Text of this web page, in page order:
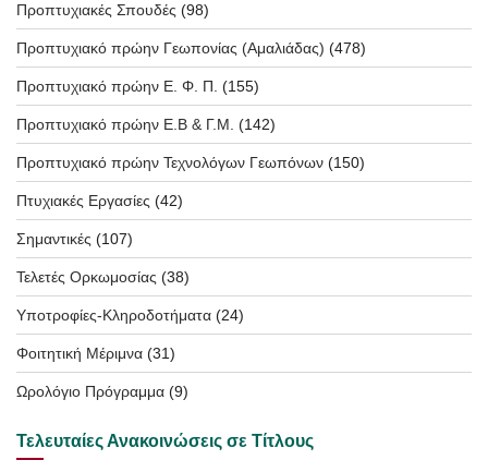
Προπτυχιακές Σπουδές (98)
Προπτυχιακό πρώην Γεωπονίας (Αμαλιάδας) (478)
Προπτυχιακό πρώην Ε. Φ. Π. (155)
Προπτυχιακό πρώην Ε.Β & Γ.Μ. (142)
Προπτυχιακό πρώην Τεχνολόγων Γεωπόνων (150)
Πτυχιακές Εργασίες (42)
Σημαντικές (107)
Τελετές Ορκωμοσίας (38)
Υποτροφίες-Κληροδοτήματα (24)
Φοιτητική Μέριμνα (31)
Ωρολόγιο Πρόγραμμα (9)
Τελευταίες Ανακοινώσεις σε Τίτλους